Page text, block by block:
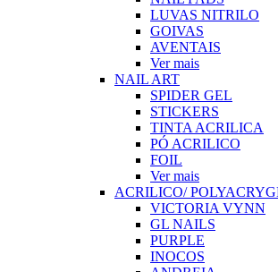
LUVAS NITRILO
GOIVAS
AVENTAIS
Ver mais
NAIL ART
SPIDER GEL
STICKERS
TINTA ACRILICA
PÓ ACRILICO
FOIL
Ver mais
ACRILICO/
VICTORIA VYNN
GL NAILS
PURPLE
INOCOS